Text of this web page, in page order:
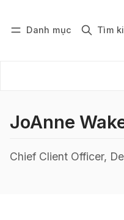
Danh mục Tìm
Đăng nhập Đăng ký
JoAnne
Chief Client Officer,